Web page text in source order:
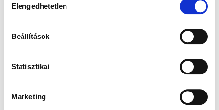
kiválasztása
Elengedhetetlen
Beállítások
Statisztikai
Marketing